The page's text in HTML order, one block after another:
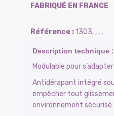
FABRIQUÉ EN FRANCE
1303, , , ,
Modulable pour
Antidérapant intégré
empêcher tout
environnement sécurisé